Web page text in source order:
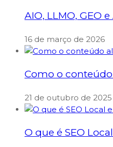
AIO, LLMO, GEO
16 de março de 2026
Como o
21 de outubro de 2025
O que é SEO